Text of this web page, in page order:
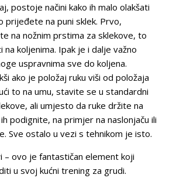
postoje načini kako ih malo olakšati
prijeđete na puni sklek. Prvo,
na nožnim prstima za sklekove, to
na koljenima. Ipak je i dalje važno
uspravnima sve do koljena.
ako je položaj ruku viši od položaja
to na umu, stavite se u standardni
ali umjesto da ruke držite na
podignite, na primjer na naslonjaču ili
Sve ostalo u vezi s tehnikom je isto.
– ovo je fantastičan element koji
u svoj kućni trening za grudi.